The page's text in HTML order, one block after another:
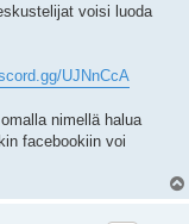
voisi luoda
UJNnCcA
nimellä halua
facebookiin voi